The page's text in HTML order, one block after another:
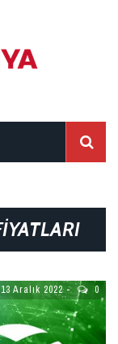
13 Aralık 2022 0